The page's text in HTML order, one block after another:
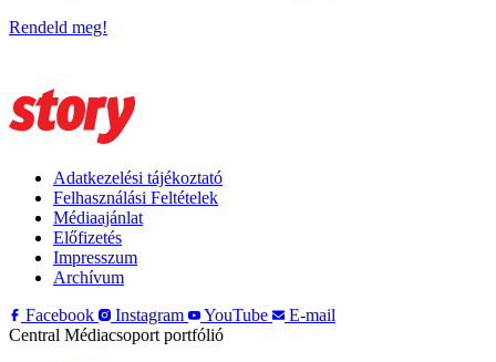
Rendeld meg!
Adatkezelési tájékoztató
Felhasználási Feltételek
Médiaajánlat
Előfizetés
Impresszum
Archívum
Facebook
Instagram YouTube
E-mail
Central Médiacsoport portfólió